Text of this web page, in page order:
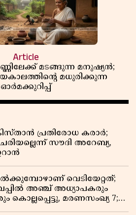
Article
മടങ്ങുന്ന മനുഷ്യൻ;
മധുരിക്കുന്ന
ഓർമക്കുറിപ്പ്
പ്രതിരോധ കരാർ;
സൗദി അറേബ്യ,
വെടിയേറ്റത്;
അഞ്ച് അധ്യാപകരും
കൊല്ലപ്പെട്ടു, മരണസംഖ്യ 7;